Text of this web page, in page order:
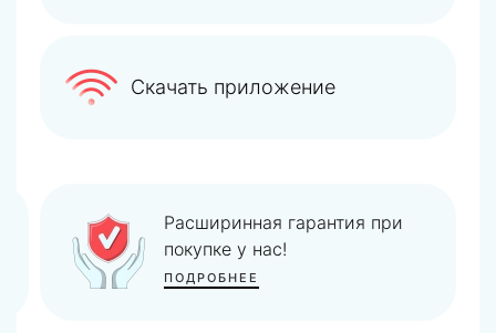
Скачать приложение
Покупать оборудование
комплектом дешевле!
ПОДРОБНЕЕ